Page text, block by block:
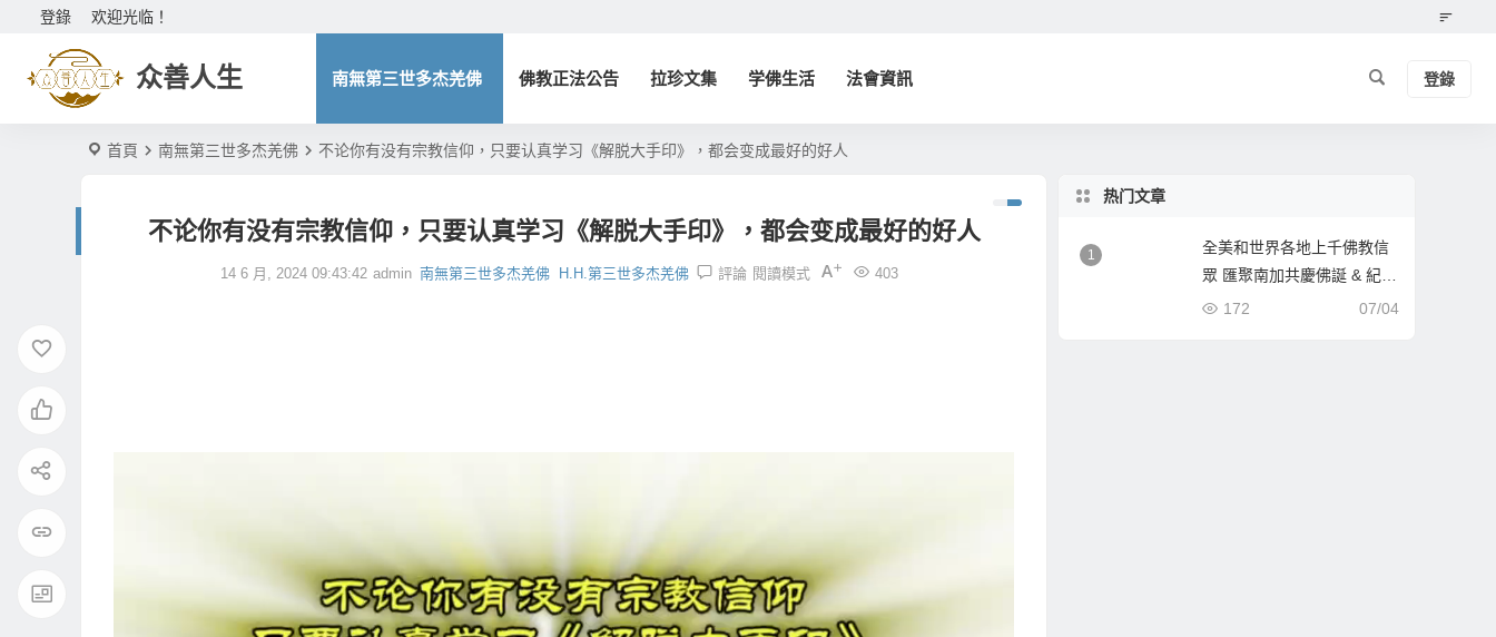
欢迎光临！
登錄
众善人生 南無第三世多杰羌佛 佛教正法公告 拉珍文集 学佛生活 法會資訊 登錄
首頁 南無第三世多杰羌佛 不论你有没有宗教信仰，只要认真学习《解脱大手印》，都会变成最好的好人
不论你有没有宗教信仰，只要认真学习《解脱大手印》，都会变成最好的好人
14 6 月, 2024 09:43:42 admin 南無第三世多杰羌佛 H.H.第三世多杰羌佛 評論 403
閱讀模式
热门文章
1
全美和世界各地上千佛教信
眾 匯聚南加共慶佛誕 & 紀念
南無第三世多杰羌佛佛誕07/04
172